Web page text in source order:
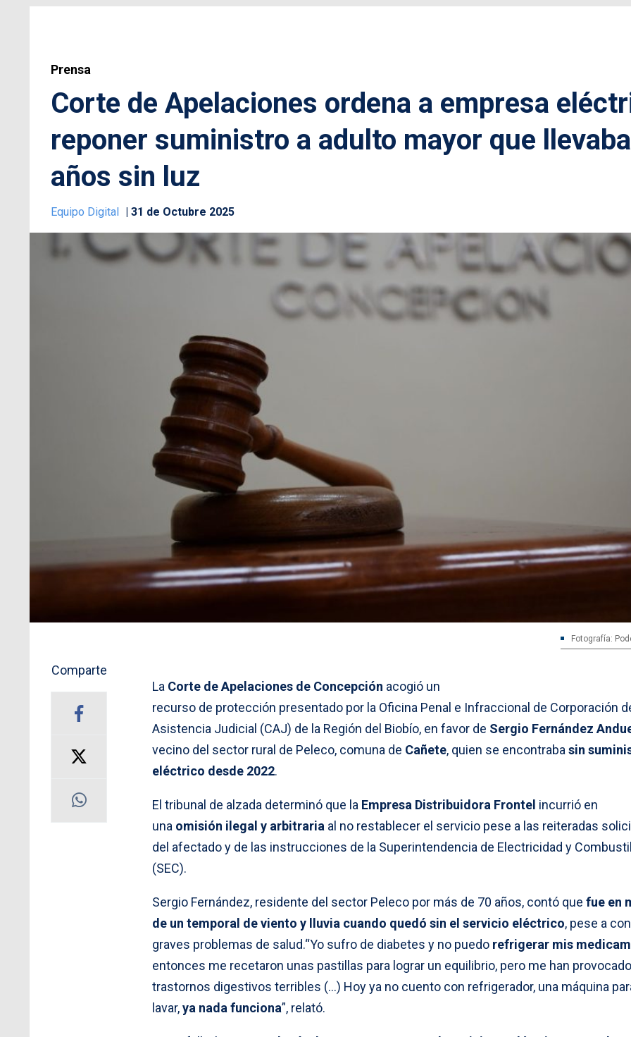
Prensa
Corte de Apelaciones ordena a empresa
reponer suministro a adulto mayor que
años sin luz
Equipo Digital 31 de Octubre 2025
Fotografía:
Comparte
La Corte de Apelaciones de Concepción acogió un
recurso de protección presentado por la Oficina Penal e Infraccional de Corporación
Asistencia Judicial (CAJ) de la Región del Biobío, en favor de Sergio Fernández
vecino del sector rural de Peleco, comuna de Cañete, quien se encontraba sin
eléctrico desde 2022.
El tribunal de alzada determinó que la Empresa Distribuidora Frontel incurrió en
una omisión ilegal y arbitraria al no restablecer el servicio pese a las reiteradas
del afectado y de las instrucciones de la Superintendencia de Electricidad y
(SEC).
Sergio Fernández, residente del sector Peleco por más de 70 años, contó que fue en
de un temporal de viento y lluvia cuando quedó sin el servicio eléctrico, pese a
graves problemas de salud.“Yo sufro de diabetes y no puedo refrigerar mis
entonces me recetaron unas pastillas para lograr un equilibrio, pero me han provocado
trastornos digestivos terribles (…) Hoy ya no cuento con refrigerador, una máquina
lavar,ya nada funciona”, relató.